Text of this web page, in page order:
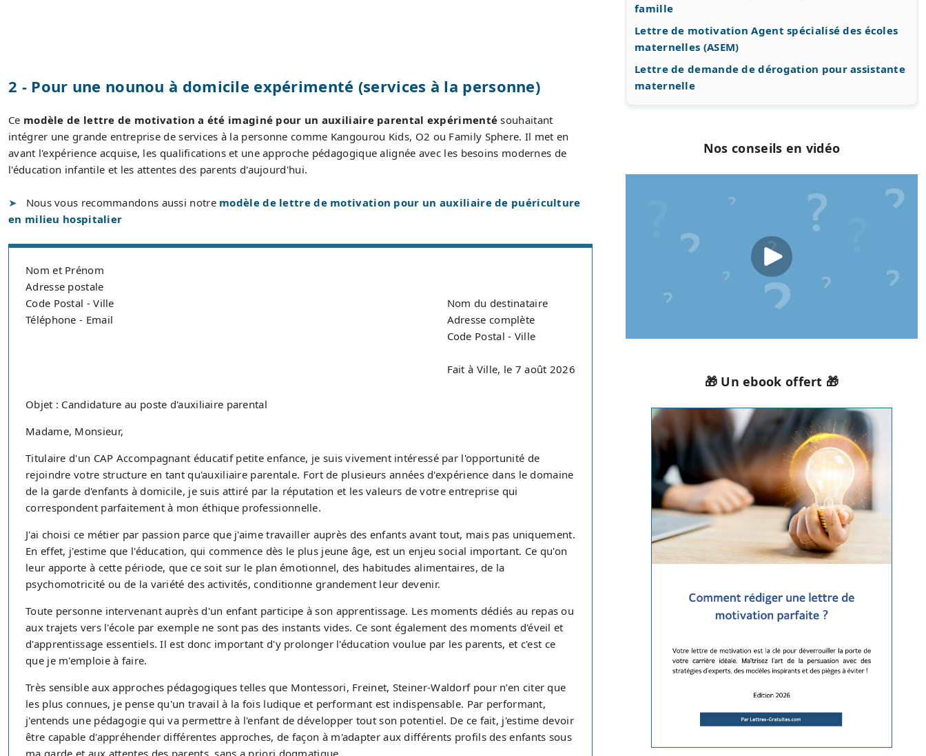
2 - Pour une nounou à domicile expérimenté (services à la personne)
Ce modèle de lettre de motivation a été imaginé pour un auxiliaire parental expérimentésouhaitant
intégrer une grande entreprise de services à la personne comme Kangourou Kids, O2 ou Family Sphere. Il met en
avant l'expérience acquise, les qualifications et une approche pédagogique alignée avec les besoins modernes de
l'éducation infantile et les attentes des parents d'aujourd'hui.
Nous vous recommandons aussi notre modèle de lettre de motivation pour un auxiliaire de puériculture
en milieu hospitalier
Nom et Prénom
Adresse postale
Code Postal - Ville
Téléphone - Email
Nom du destinataire
Adresse complète
Code Postal - Ville
Fait à Ville, le 7 août 2026
Objet : Candidature au poste d'auxiliaire parental
Madame, Monsieur,
Titulaire d'un CAP Accompagnant éducatif petite enfance, je suis vivement intéressé par l'opportunité de
rejoindre votre structure en tant qu'auxiliaire parentale. Fort de plusieurs années d'expérience dans le domaine
de la garde d'enfants à domicile, je suis attiré par la réputation et les valeurs de votre entreprise qui
correspondent parfaitement à mon éthique professionnelle.
J'ai choisi ce métier par passion parce que j'aime travailler auprès des enfants avant tout, mais pas uniquement.
En effet, j'estime que l'éducation, qui commence dès le plus jeune âge, est un enjeu social important. Ce qu'on
leur apporte à cette période, que ce soit sur le plan émotionnel, des habitudes alimentaires, de la
psychomotricité ou de la variété des activités, conditionne grandement leur devenir.
Toute personne intervenant auprès d'un enfant participe à son apprentissage. Les moments dédiés au repas ou
aux trajets vers l'école par exemple ne sont pas des instants vides. Ce sont également des moments d'éveil et
d'apprentissage essentiels. Il est donc important d'y prolonger l'éducation voulue par les parents, et c'est ce
que je m'emploie à faire.
Très sensible aux approches pédagogiques telles que Montessori, Freinet, Steiner-Waldorf pour n’en citer que
les plus connues, je pense qu'un travail à la fois ludique et performant est indispensable. Par performant,
j'entends une pédagogie qui va permettre à l'enfant de développer tout son potentiel. De ce fait, j'estime devoir
être capable d'appréhender différentes approches, de façon à m'adapter aux différents profils des enfants sous
ma garde et aux attentes des parents, sans a priori dogmatique.
famille
Lettre de motivation Agent spécialisé des écoles
maternelles (ASEM)
Lettre de demande de dérogation pour assistante
maternelle
Nos conseils en vidéo
🎁 Un ebook offert 🎁